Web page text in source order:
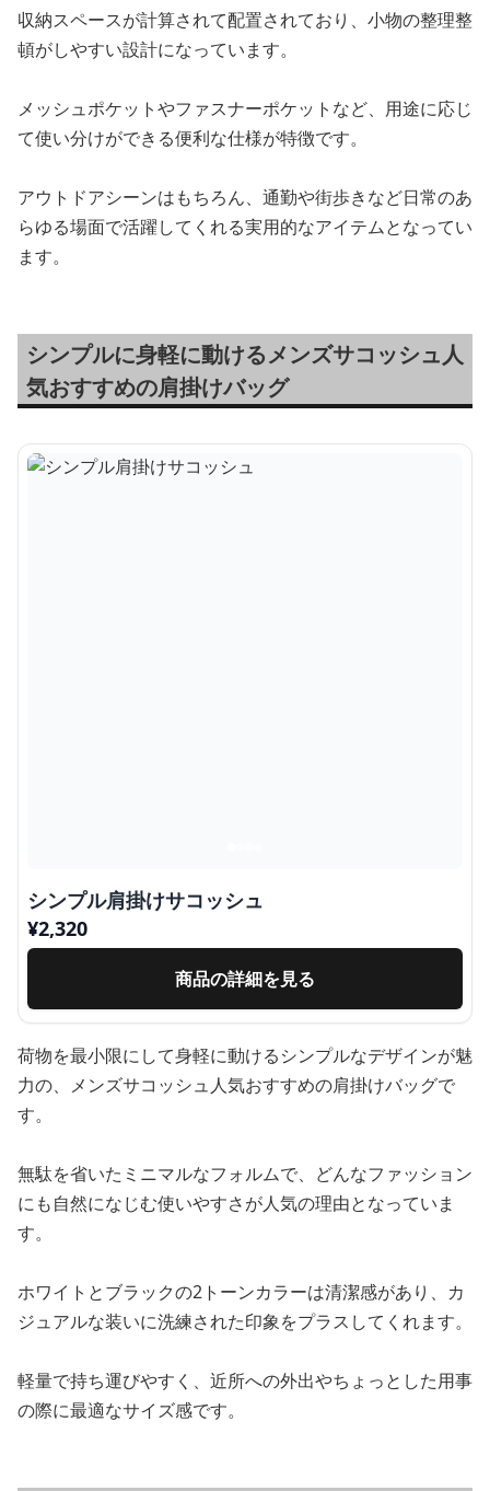
収納スペースが計算されて配置されており、小物の整理整
頓がしやすい設計になっています。
メッシュポケットやファスナーポケットなど、用途に応じ
て使い分けができる便利な仕様が特徴です。
アウトドアシーンはもちろん、通勤や街歩きなど日常のあ
らゆる場面で活躍してくれる実用的なアイテムとなってい
ます。
シンプルに身軽に動けるメンズサコッシュ人
気おすすめの肩掛けバッグ
シンプル肩掛けサコッシュ
¥2,320
商品の詳細を見る
荷物を最小限にして身軽に動けるシンプルなデザインが魅
力の、メンズサコッシュ人気おすすめの肩掛けバッグで
す。
無駄を省いたミニマルなフォルムで、どんなファッション
にも自然になじむ使いやすさが人気の理由となっていま
す。
ホワイトとブラックの2トーンカラーは清潔感があり、カ
ジュアルな装いに洗練された印象をプラスしてくれます。
軽量で持ち運びやすく、近所への外出やちょっとした用事
の際に最適なサイズ感です。